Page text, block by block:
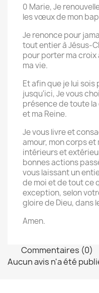
0 Marie, Je
les vœux de mon
Je renonce pour
tout entier à Jésus-
pour porter ma croix
ma vie.
Et afin que je lui sois
jusqu'ici, Je vous
présence de toute
et ma Reine.
Je vous livre et
amour, mon corps et
intérieurs et
bonnes actions
vous laissant un
de moi et de tout ce
exception, selon
gloire de Dieu, dans
Amen.
Commentaires (0)
Aucun avis n'a été